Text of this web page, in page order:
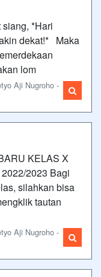
*Hari
dekat!* Maka
lom
Aji Nugroho -
KELAS X
2023 Bagi
silahkan bisa
tautan
Aji Nugroho -